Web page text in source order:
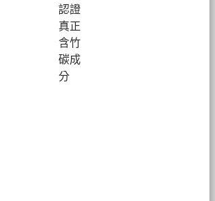
認證
真正
含竹
碳成
分